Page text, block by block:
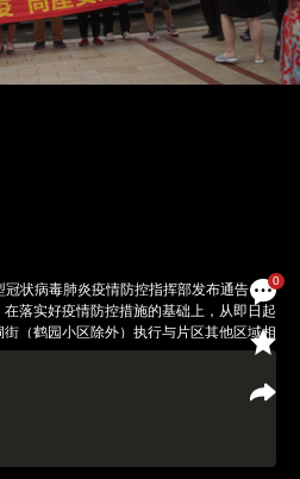
0
状病毒肺炎疫情防控指挥部发布通告，
落实好疫情防控措施的基础上，从即日起
（鹤园小区除外）执行与片区其他区域相
方